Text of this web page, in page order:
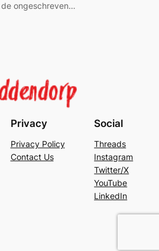
ongeschreven…
Privacy
Privacy Policy
Contact Us
Social
Threads
Instagram
Twitter/X
YouTube
LinkedIn